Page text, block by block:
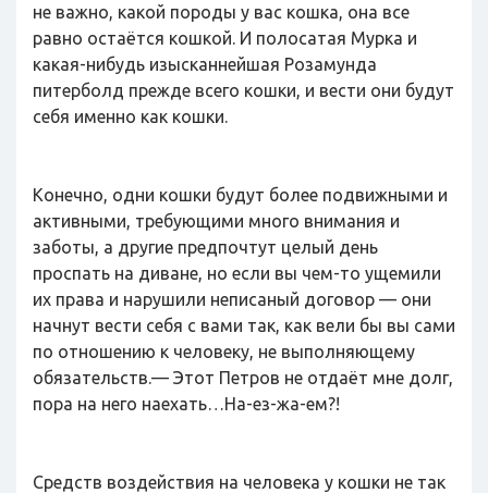
не важно, какой породы у вас кошка, она все
равно остаётся кошкой. И полосатая Мурка и
какая-нибудь изысканнейшая Розамунда
питерболд прежде всего кошки, и вести они будут
себя именно как кошки.
Конечно, одни кошки будут более подвижными и
активными, требующими много внимания и
заботы, а другие предпочтут целый день
проспать на диване, но если вы чем-то ущемили
их права и нарушили неписаный договор — они
начнут вести себя с вами так, как вели бы вы сами
по отношению к человеку, не выполняющему
обязательств.— Этот Петров не отдаёт мне долг,
пора на него наехать…На-ез-жа-ем?!
Средств воздействия на человека у кошки не так